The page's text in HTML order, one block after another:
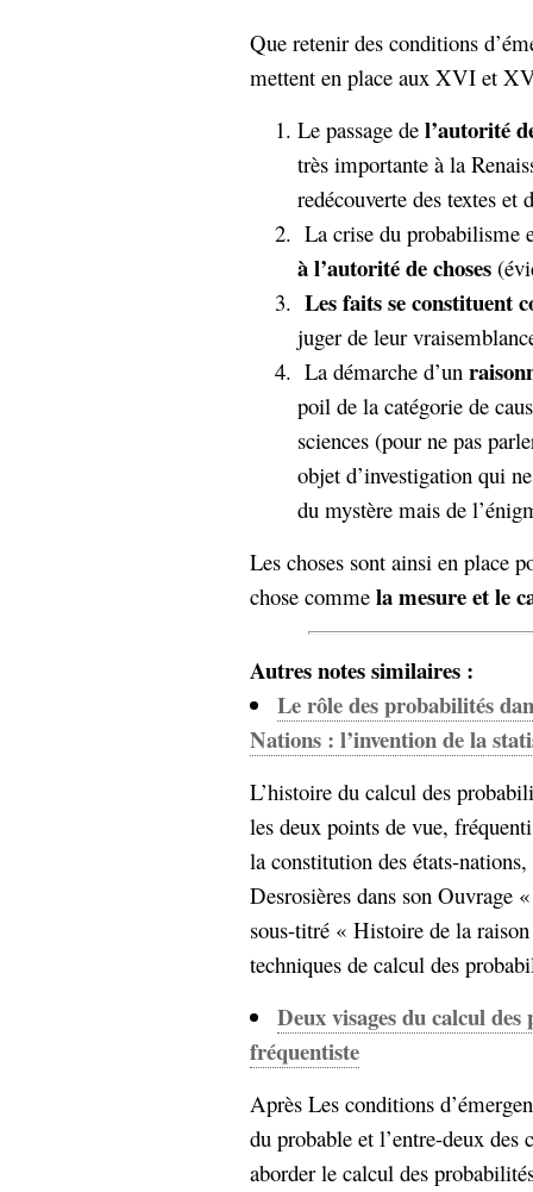
Que retenir des conditions
mettent en place aux XVI et
Le passage de l’autorité
très importante à la
redécouverte des textes et
La crise du probabilisme
à l’autorité de choses
Les faits se constituent
juger de leur
La démarche d’un
poil de la catégorie de
sciences (pour ne pas
objet d’investigation qui
du mystère mais de
Les choses sont ainsi en place
chose comme la mesure et le
Autres notes similaires :
Le rôle des probabilités
Nations : l’invention de la
L’histoire du calcul des
les deux points de vue,
la constitution des états-
Desrosières dans son Ouvrage
sous-titré « Histoire de la
techniques de calcul des
Deux visages du calcul
fréquentiste
Après Les conditions
du probable et l’entre-deux des
aborder le calcul des